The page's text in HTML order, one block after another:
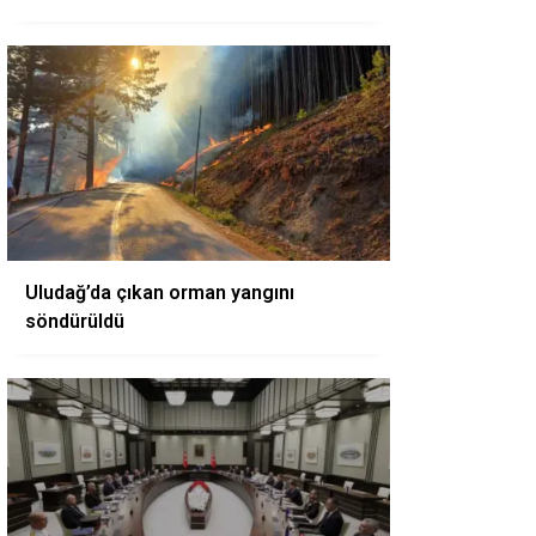
Uludağ’da çıkan orman yangını
söndürüldü